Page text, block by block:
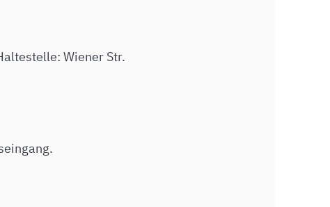
Wiener Str.